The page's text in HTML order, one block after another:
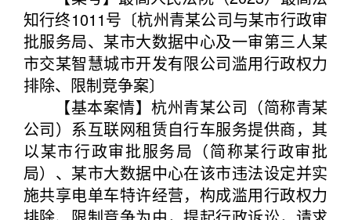
知行终1011号〔杭州青某公司与某市行政审
批服务局、某市大数据中心及一审第三人某
市交某智慧城市开发有限公司滥用行政权力
排除、限制竞争案〕
【基本案情】杭州青某公司（简称青某
公司）系互联网租赁自行车服务提供商，其
以某市行政审批服务局（简称某行政审批
局）、某市大数据中心在该市违法设定并实
施共享电单车特许经营，构成滥用行政权力